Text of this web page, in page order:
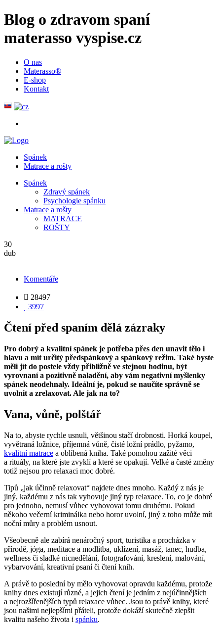
Blog o zdravom spaní
materasso vyspise.cz
O nas
Materasso®
E-shop
Kontakt
Spánek
Matrace a rošty
Spánek
Zdravý spánek
Psychologie spánku
Matrace a rošty
MATRACE
ROŠTY
30
dub
Komentáře
 28497
3997
Čtení před spaním dělá zázraky
Pro dobrý a kvalitní spánek je potřeba přes den unavit tělo i
hlavu a mít určitý předspánkový a spánkový režim. Také byste
měli jít do postele vždy přibližně ve stejnou hodinu, být
vyrovnaní a pozitivně naladění, aby vám negativní myšlenky
spánek neodehnaly. Ideální je, pokud se naučíte správně se
uvolnit a zrelaxovat. Ale jak na to?
Vana, vůně, polštář
Na to, abyste rychle usnuli, většinou stačí drobnosti. Horká koupel,
vyvětraná ložnice, příjemná vůně, čisté ložní prádlo, pyžamo,
kvalitní matrace a oblíbená kniha. Také pomohou zažité věci
a rituály, na které jste zvyklí a které se opakují. Velké a časté změny
totiž nejsou pro relaxaci moc dobré.
Tipů „jak účinně relaxovat“ najdete dnes mnoho. Každý z nás je
jiný, každému z nás tak vyhovuje jiný typ relaxace. To, co je dobré
pro jednoho, nemusí vůbec vyhovovat tomu druhému. Pokud
někoho večerní kriminálka nebo horor uvolní, jiný z toho může mít
noční můry a problém usnout.
Všeobecně ale zabírá nenáročný sport, turistika a procházka v
přírodě, jóga, meditace a modlitba, uklízení, masáž, tanec, hudba,
wellness či sladké nicnedělání, fotografování, kreslení, malování,
vybarvování, kreativní psaní či čtení knih.
A právě to poslední by mělo vyhovovat opravdu každému, protože
knihy dnes existují různé, a jejich čtení je jedním z nejúčinnějších
a nejrozšířenějších typů relaxace vůbec. Jsou to právě knihy, které
jsou našimi nejlepšími přáteli, protože dokáží skutečně zlepšit
kvalitu našeho života i spánku.